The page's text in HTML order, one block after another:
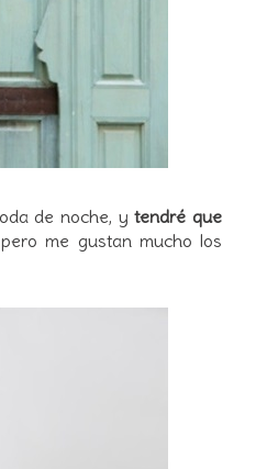
de noche, ytendré que
me gustan mucho los